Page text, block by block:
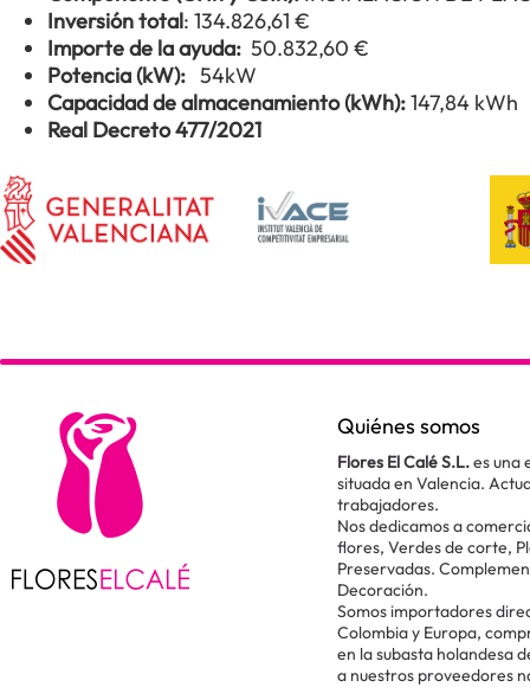
Inversión total: 134.826,61 €
Importe de la ayuda: 50.832,60 €
Potencia (kW): 54kW
Capacidad de almacenamiento (kWh):147,84 kWh
Real Decreto 477/2021
Quiénes somos
Flores El Calé S.L.es una
situada en Valencia.
trabajadores.
Nos dedicamos a
flores, Verdes de corte,
Preservadas.
Decoración.
Somos importadores
Colombia y Europa,
en la subasta holandesa
a nuestros proveedores